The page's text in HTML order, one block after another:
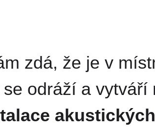
zdá, že je v
odráží a vytváří